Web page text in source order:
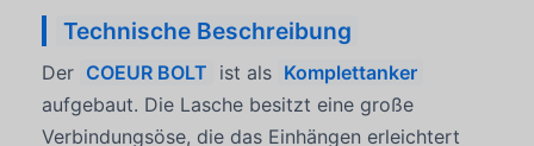
Technische Beschreibung
Der COEUR BOLT ist als Komplettanker
aufgebaut. Die Lasche besitzt eine große
Verbindungsöse, die das Einhängen erleichtert